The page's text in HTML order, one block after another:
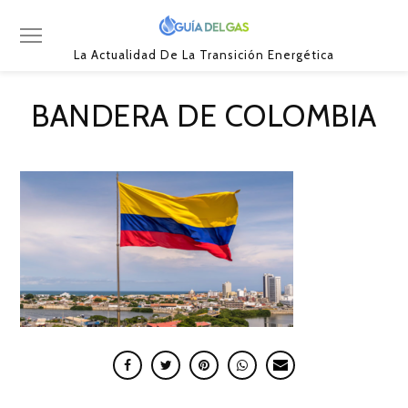
La Actualidad De La Transición Energética
BANDERA DE COLOMBIA